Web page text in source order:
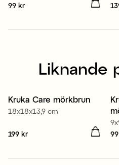
Pris:
99 kr
Liknande
Nyhet
Kruka Care mörkbrun
18x18x13,9 cm
Pris :199 kr
199 kr